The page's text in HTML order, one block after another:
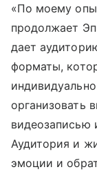
«По моему
продолжает
дает
форматы,
организовать
Аудитория и
эмоции и